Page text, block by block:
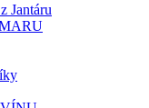
Jantáru